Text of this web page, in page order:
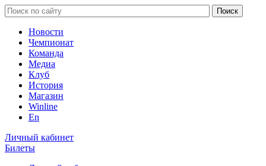
Новости
Чемпионат
Команда
Медиа
Клуб
История
Магазин
Winline
En
Личный кабинет
Билеты